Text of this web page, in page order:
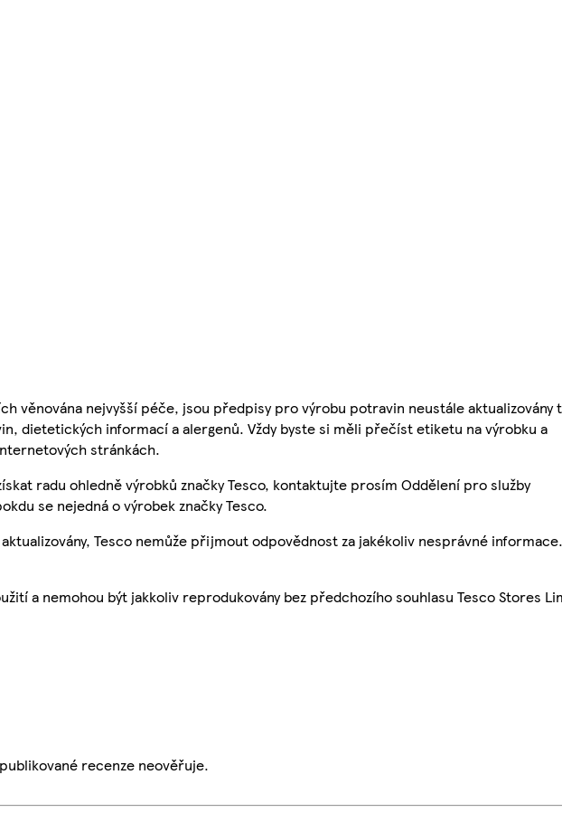
věnována nejvyšší péče, jsou předpisy pro výrobu potravin neustále aktualizovány
dietetických informací a alergenů. Vždy byste si měli přečíst etiketu na výrobku a
stránkách.
radu ohledně výrobků značky Tesco, kontaktujte prosím Oddělení pro služby
se nejedná o výrobek značky Tesco.
Tesco nemůže přijmout odpovědnost za jakékoliv nesprávné
a nemohou být jakkoliv reprodukovány bez předchozího souhlasu Tesco Stores
recenze neověřuje.